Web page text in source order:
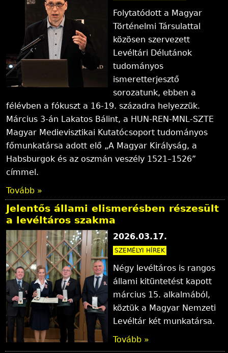
i
e
l
y
Folytatódott a Magyar
Történelmi Társulattal
közösen szervezett
Levéltári Délutánok
tudományos
ismeretterjesztő
sorozatunk, ebben a
félévben a fókuszt a 16-19. századra helyezzük.
Március 3-án Lakatos Bálint, a HUN-REN-MNL-SZTE
Magyar Medievisztikai Kutatócsoport tudományos
főmunkatársa adott elő „A Magyar Királyság, a
Habsburgok és az oszmán veszély 1521–1526”
címmel.
Tovább »
Jelentős állami elismerésben részesült
a levéltáros szakma
2026.03.17.
SZEMÉLYI HÍREK
Négy levéltáros is rangos
állami kitüntetést kapott
március 15. alkalmából,
köztük a Magyar Nemzeti
Levéltár két munkatársa.
Tovább »